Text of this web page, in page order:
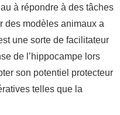
à répondre à des tâches
des modèles animaux a
une sorte de facilitateur
de l’hippocampe lors
son potentiel protecteur
telles que la